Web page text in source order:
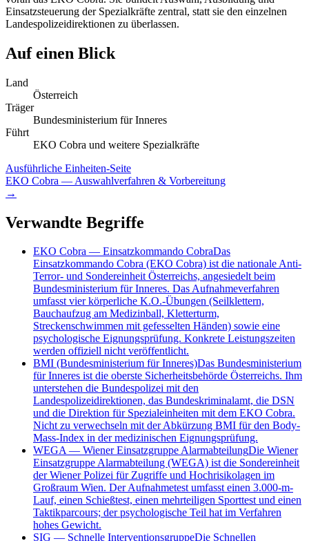
Einsatzsteuerung der Spezialkräfte zentral, statt sie den einzelnen
Landespolizeidirektionen zu überlassen.
Auf einen Blick
Land
Österreich
Träger
Bundesministerium für Inneres
Führt
EKO Cobra und weitere Spezialkräfte
Ausführliche Einheiten-Seite
EKO Cobra — Auswahlverfahren & Vorbereitung
→
Verwandte Begriffe
EKO Cobra — Einsatzkommando CobraDas
Einsatzkommando Cobra (EKO Cobra) ist die nationale Anti-
Terror- und Sondereinheit Österreichs, angesiedelt beim
Bundesministerium für Inneres. Das Aufnahmeverfahren
umfasst vier körperliche K.O.-Übungen (Seilklettern,
Bauchaufzug am Medizinball, Kletterturm,
Streckenschwimmen mit gefesselten Händen) sowie eine
psychologische Eignungsprüfung. Konkrete Leistungszeiten
werden offiziell nicht veröffentlicht.
BMI (Bundesministerium für Inneres)Das Bundesministerium
für Inneres ist die oberste Sicherheitsbehörde Österreichs. Ihm
unterstehen die Bundespolizei mit den
Landespolizeidirektionen, das Bundeskriminalamt, die DSN
und die Direktion für Spezialeinheiten mit dem EKO Cobra.
Nicht zu verwechseln mit der Abkürzung BMI für den Body-
Mass-Index in der medizinischen Eignungsprüfung.
WEGA — Wiener Einsatzgruppe AlarmabteilungDie Wiener
Einsatzgruppe Alarmabteilung (WEGA) ist die Sondereinheit
der Wiener Polizei für Zugriffe und Hochrisikolagen im
Großraum Wien. Der Aufnahmetest umfasst einen 3.000-m-
Lauf, einen Schießtest, einen mehrteiligen Sporttest und einen
Taktikparcours; der psychologische Teil hat im Verfahren
hohes Gewicht.
SIG — Schnelle InterventionsgruppeDie Schnellen